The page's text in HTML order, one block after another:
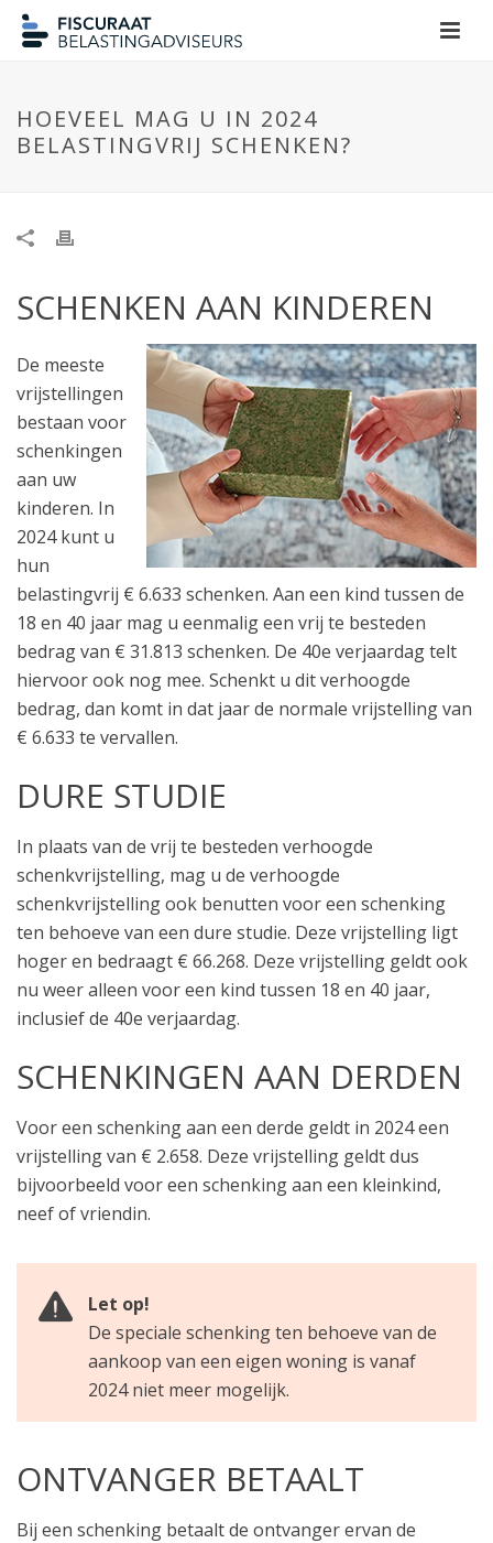
HOEVEEL MAG U IN 2024
BELASTINGVRIJ SCHENKEN?
SCHENKEN AAN KINDEREN
De meeste
vrijstellingen
bestaan voor
schenkingen
aan uw
kinderen. In
2024 kunt u
hun
belastingvrij € 6.633 schenken. Aan een kind tussen de
18 en 40 jaar mag u eenmalig een vrij te besteden
bedrag van € 31.813 schenken. De 40e verjaardag telt
hiervoor ook nog mee. Schenkt u dit verhoogde
bedrag, dan komt in dat jaar de normale vrijstelling van
€ 6.633 te vervallen.
DURE STUDIE
In plaats van de vrij te besteden verhoogde
schenkvrijstelling, mag u de verhoogde
schenkvrijstelling ook benutten voor een schenking
ten behoeve van een dure studie. Deze vrijstelling ligt
hoger en bedraagt € 66.268. Deze vrijstelling geldt ook
nu weer alleen voor een kind tussen 18 en 40 jaar,
inclusief de 40e verjaardag.
SCHENKINGEN AAN DERDEN
Voor een schenking aan een derde geldt in 2024 een
vrijstelling van € 2.658. Deze vrijstelling geldt dus
bijvoorbeeld voor een schenking aan een kleinkind,
neef of vriendin.
Let op!
De speciale schenking ten behoeve van de
aankoop van een eigen woning is vanaf
2024 niet meer mogelijk.
ONTVANGER BETAALT
Bij een schenking betaalt de ontvanger ervan de